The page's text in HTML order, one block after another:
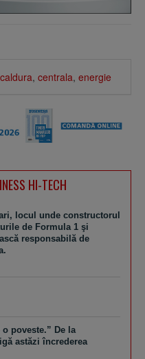
caldura, centrala, energie
HI-TECH
locul unde constructorul
de Formula 1 şi
responsabilă de
poveste.” De la
astăzi încrederea